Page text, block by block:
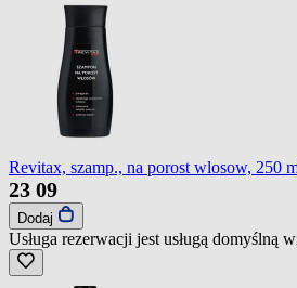
Revitax, szamp., na porost wlosow, 250
23 09
Dodaj
Usługa rezerwacji jest usługą domyślną